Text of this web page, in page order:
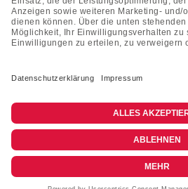
Vertrag widerrufen
KONTAKT
+49 (0)2133 210433
shop@dienadel.de
Kieler Str. 18 - 41540 Dormagen
Kundenmeinungen